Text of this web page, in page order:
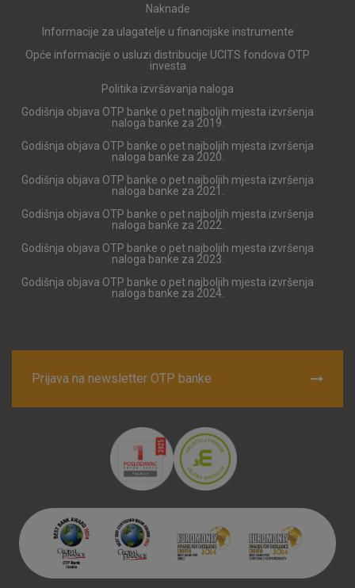
Naknade
Informacije za ulagatelje u financijske instrumente
Opće informacije o usluzi distribucije UCITS fondova OTP
investa
Politika izvršavanja naloga
Godišnja objava OTP banke o pet najboljih mjesta izvršenja
naloga banke za 2019.
Godišnja objava OTP banke o pet najboljih mjesta izvršenja
naloga banke za 2020.
Godišnja objava OTP banke o pet najboljih mjesta izvršenja
naloga banke za 2021.
Godišnja objava OTP banke o pet najboljih mjesta izvršenja
naloga banke za 2022.
Godišnja objava OTP banke o pet najboljih mjesta izvršenja
naloga banke za 2023.
Godišnja objava OTP banke o pet najboljih mjesta izvršenja
naloga banke za 2024.
Prijava na newsletter OTP banke
Detaljnije informacije o kolačićima